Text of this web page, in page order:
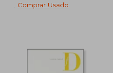
Comprar Usado